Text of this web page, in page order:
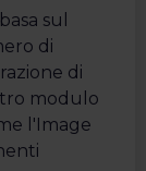
sul
di
di
modulo
l'Image